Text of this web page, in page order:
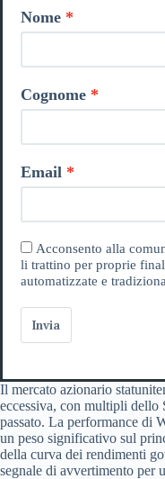
Nome
Cognome
Email
Acconsento alla
li trattino per proprie
automatizzate e
Invia
Il mercato azionario
eccessiva, con multipli dello
passato. La performance di
un peso significativo sul
della curva dei rendimenti
segnale di avvertimento per